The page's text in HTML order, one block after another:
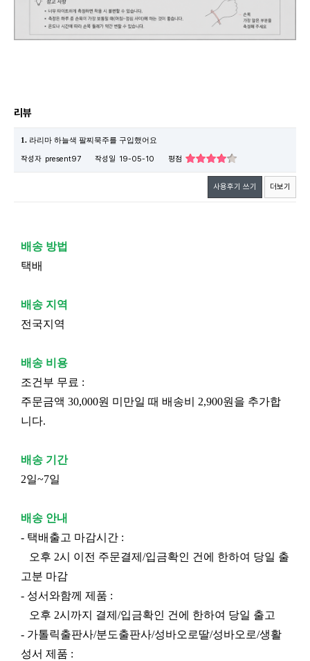
리뷰
1. 라리마 하늘색 팔찌묵주를 구입했어요
작성자 present97 작성일 19-05-10 평점
사용후기 쓰기 더보기
배송 방법
택배
배송 지역
전국지역
배송 비용
조건부 무료 :
주문금액 30,000원 미만일 때 배송비 2,900원을 추가합
니다.
배송 기간
2일~7일
배송 안내
- 택배출고 마감시간 :
오후 2시 이전 주문결제/입금확인 건에 한하여 당일 출
고분 마감
- 성서와함께 제품 :
오후 2시까지 결제/입금확인 건에 한하여 당일 출고
- 가톨릭출판사/분도출판사/성바오로딸/성바오로/생활
성서 제품 :